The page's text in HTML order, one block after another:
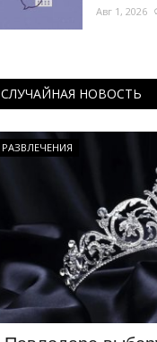
Авг 1, 2026
СЛУЧАЙНАЯ НОВОСТЬ
РАЗВЛЕЧЕНИЯ